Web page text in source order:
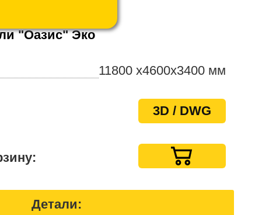
"Оазис" Эко
11800 x4600х3400 мм
3D / DWG
Детали: